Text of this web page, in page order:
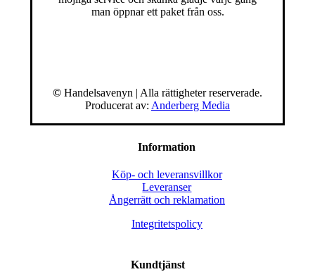
man öppnar ett paket från oss.
© Handelsavenyn | Alla rättigheter reserverade.
Producerat av: Anderberg Media
Information
Köp- och leveransvillkor
Leveranser
Ångerrätt och reklamation
Integritetspolicy
Kundtjänst